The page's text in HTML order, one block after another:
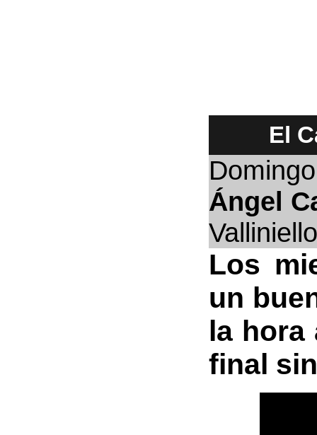
El
Ángel
Los
un
la hora
final